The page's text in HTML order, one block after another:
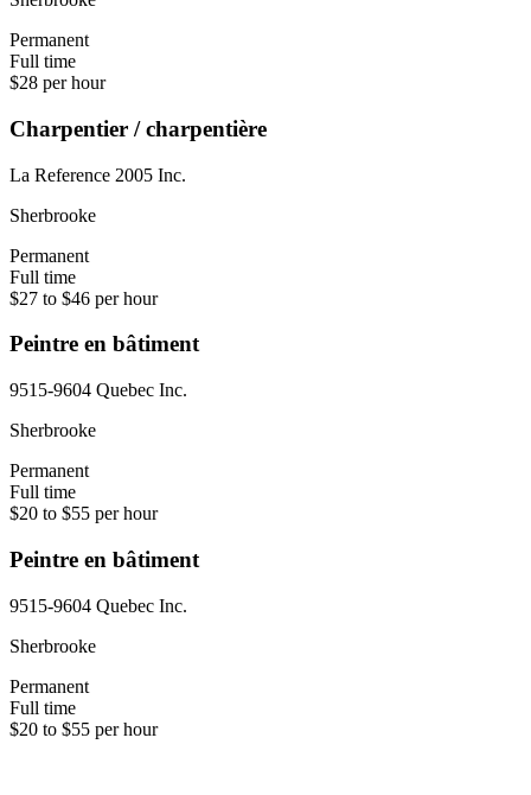
Permanent
Full time
$28 per hour
Charpentier / charpentière
La Reference 2005 Inc.
Sherbrooke
Permanent
Full time
$27 to $46 per hour
Peintre en bâtiment
9515-9604 Quebec Inc.
Sherbrooke
Permanent
Full time
$20 to $55 per hour
Peintre en bâtiment
9515-9604 Quebec Inc.
Sherbrooke
Permanent
Full time
$20 to $55 per hour